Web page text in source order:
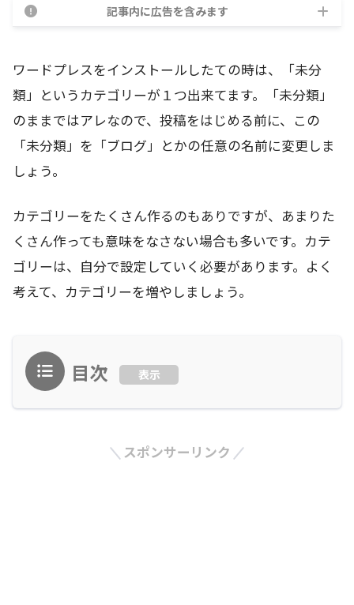
記事内に広告を含みます
ワードプレスをインストールしたての時は、「未分
類」というカテゴリーが１つ出来てます。「未分類」
のままではアレなので、投稿をはじめる前に、この
「未分類」を「ブログ」とかの任意の名前に変更しま
しょう。
カテゴリーをたくさん作るのもありですが、あまりた
くさん作っても意味をなさない場合も多いです。カテ
ゴリーは、自分で設定していく必要があります。よく
考えて、カテゴリーを増やしましょう。
目次 表示
スポンサーリンク